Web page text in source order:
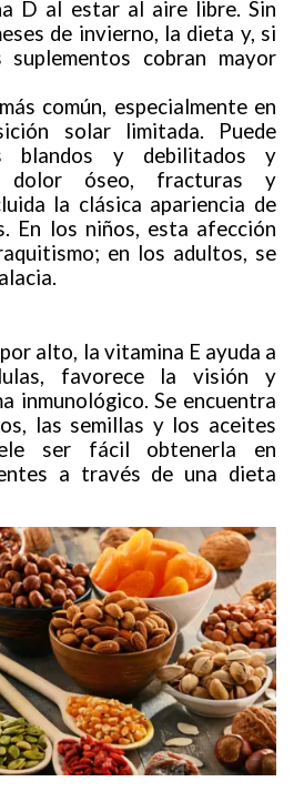
D al estar al aire libre. Sin
de invierno, la dieta y, si
suplementos cobran mayor
común, especialmente en
solar limitada. Puede
blandos y debilitados y
dolor óseo, fracturas y
la clásica apariencia de
En los niños, esta afección
en los adultos, se
alto, la vitamina E ayuda a
favorece la visión y
inmunológico. Se encuentra
las semillas y los aceites
ser fácil obtenerla en
a través de una dieta